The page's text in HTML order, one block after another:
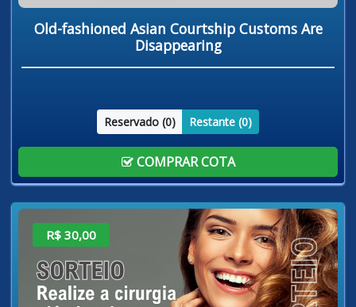
Old-fashioned Asian Courtship Customs Are
Disappearing
Reservado (0) Restante (0)
COMPRAR COTA
R$ 30,00